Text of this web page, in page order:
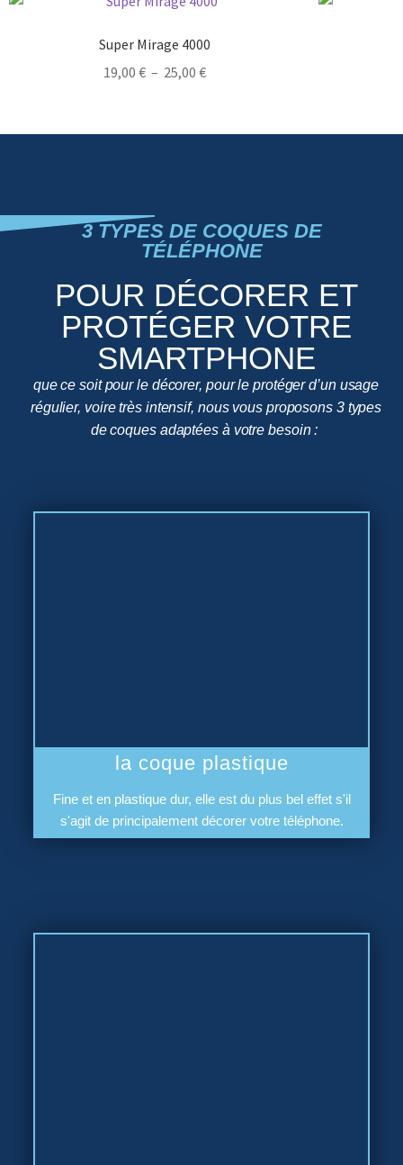
Super Mirage 4000
19,00 € – 25,00 €
3 TYPES DE COQUES DE
TÉLÉPHONE
POUR DÉCORER ET
PROTÉGER VOTRE
SMARTPHONE
que ce soit pour le décorer, pour le protéger d’un usage
régulier, voire très intensif, nous vous proposons 3 types
de coques adaptées à votre besoin :
la coque plastique
Fine et en plastique dur, elle est du plus bel effet s'il
s'agit de principalement décorer votre téléphone.